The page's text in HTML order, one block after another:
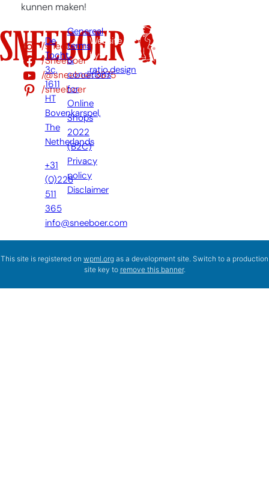
kunnen maken!
/sneeboer
/Sneeboer
/@sneeboer3875
/sneeboer
De
Tocht
3c,
1611
HT
Bovenkarspel,
The
Netherlands
+31
(0)228
511
365
info@sneeboer.com
Genereal
terms
&
conditions
for
Online
Shops
2022
(B2C)
Privacy
policy
Disclaimer
Website
by:
ratio.design
This site is registered on wpml.org as a development site. Switch to a production
site key to remove this banner.